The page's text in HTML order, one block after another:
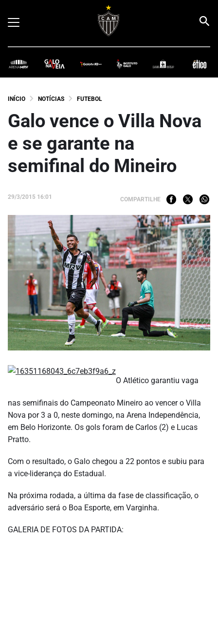
INÍCIO NOTÍCIAS FUTEBOL
Galo vence o Villa Nova
e se garante na
semifinal do Mineiro
29/3/2015 16:01 COMPARTILHE
O Atlético garantiu vaga
nas semifinais do Campeonato Mineiro ao vencer o Villa
Nova por 3 a 0, neste domingo, na Arena Independência,
em Belo Horizonte. Os gols foram de Carlos (2) e Lucas
Pratto.
Com o resultado, o Galo chegou a 22 pontos e subiu para
a vice-liderança do Estadual.
Na próxima rodada, a última da fase de classificação, o
adversário será o Boa Esporte, em Varginha.
GALERIA DE FOTOS DA PARTIDA: